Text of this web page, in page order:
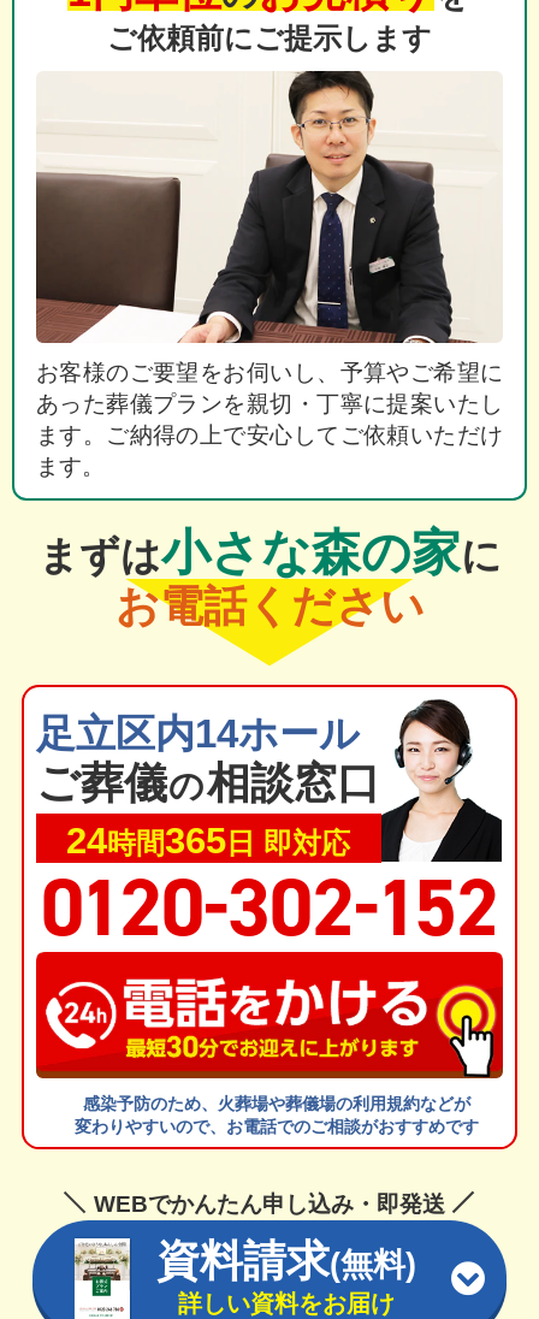
ご依頼前にご提示します
お客様のご要望をお伺いし、予算やご希望に
あった葬儀プランを親切・丁寧に提案いたし
ます。ご納得の上で安心してご依頼いただけ
ます。
まずは小さな森の家に
お電話ください
足立区内14ホール
ご葬儀の相談窓口
24時間365 日 即対応
0120-302-152
感染予防のため、火葬場や葬儀場の利用規約などが
変わりやすいので、お電話でのご相談がおすすめです
WEBでかんたん申し込み・即発送
資料請求(無料)
詳しい資料をお届け